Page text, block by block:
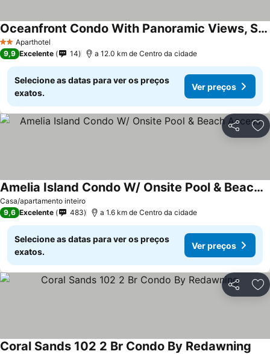
2 EstrelasAparthotel
Oceanfront Condo With Panoramic Views, Shared Pool, And Private Washer & Dryer
9,9 Excelente 14 a 12.0 km de Centro da cidade
Selecione as datas para ver os preços
exatos.
Ver preços
Partilhar
Casa/apartamento inteiro
Amelia Island Condo W/ Onsite Pool & Beach Access
9,6 Excelente 483 a 1.6 km de Centro da cidade
Selecione as datas para ver os preços
exatos.
Ver preços
Partilhar
Coral Sands 102 2 Br Condo By Redawning